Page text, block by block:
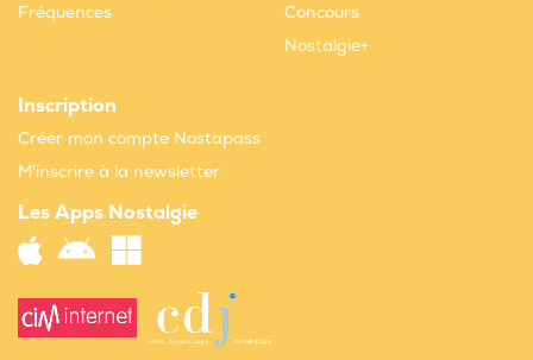
Fréquences
Concours
Nostalgie+
Inscription
Créer mon compte Nostapass
M'inscrire à la newsletter
Les Apps Nostalgie